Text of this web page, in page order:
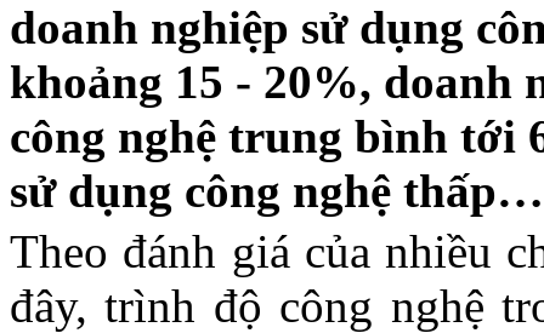
doanh nghiệp sử dụng
khoảng 15 - 20%, doanh
công nghệ trung bình tới
sử dụng công nghệ thấp…
Theo đánh giá của nhiều
đây, trình độ công nghệ